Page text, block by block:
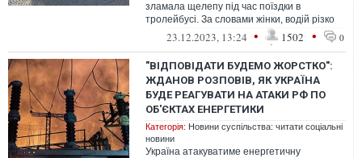
зламала щелепу під час поїздки в
тролейбусі. За словами жінки, водій різко
загальмував і вона впала з сидіння, ...
23.12.2023, 13:24 • 1502 • 0
"ВІДПОВІДАТИ БУДЕМО ЖОРСТКО":
ЖДАНОВ РОЗПОВІВ, ЯК УКРАЇНА
БУДЕ РЕАГУВАТИ НА АТАКИ РФ ПО
ОБ'ЄКТАХ ЕНЕРГЕТИКИ
Категорія: Новини суспільства: читати соціальні
новини
Україна атакуватиме енергетичну